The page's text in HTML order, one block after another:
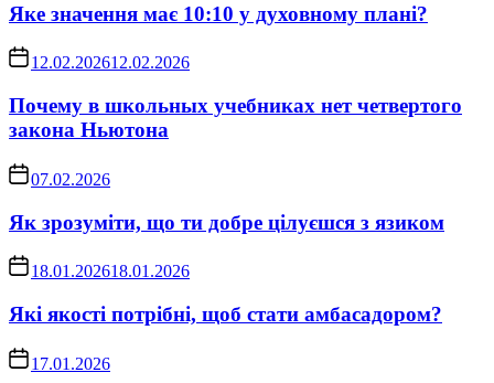
Яке значення має 10:10 у духовному плані?
12.02.202612.02.2026
Почему в школьных учебниках нет четвертого
закона Ньютона
07.02.2026
Як зрозуміти, що ти добре цілуєшся з язиком
18.01.202618.01.2026
Які якості потрібні, щоб стати амбасадором?
17.01.2026